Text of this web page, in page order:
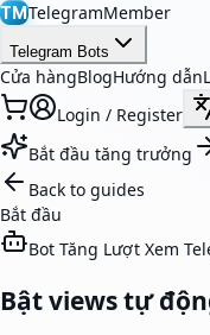
TMTelegramMember
Telegram Bots
Cửa hàngBlogHướng dẫn
Login / Register
Bắt đầu tăng trưởng
Back to guides
Bắt đầu
Bot Tăng Lượt Xem
Bật views tự